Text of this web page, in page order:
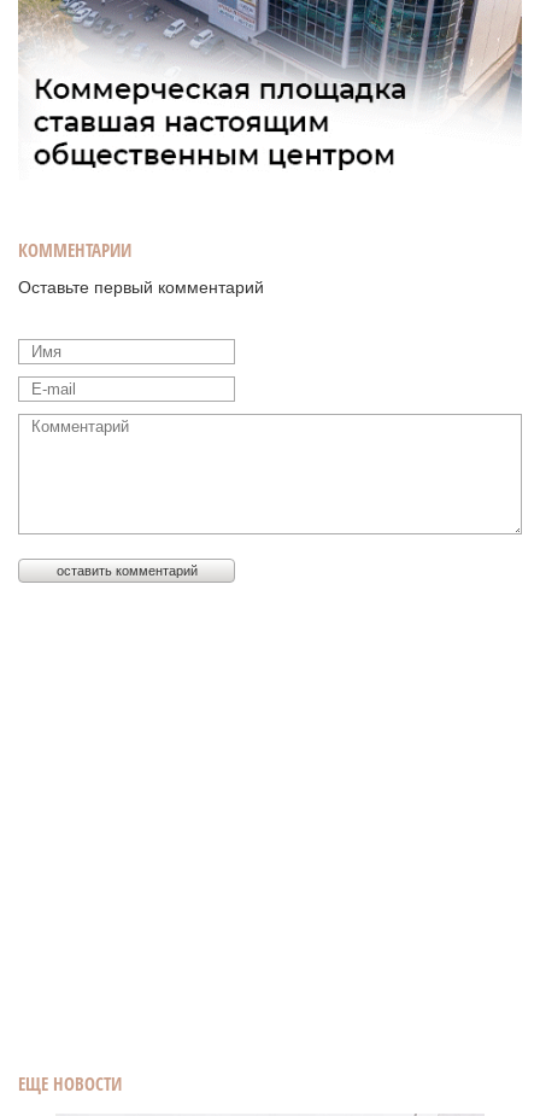
ЕЩЕ НОВОСТИ
КОММЕНТАРИИ
Оставьте первый комментарий